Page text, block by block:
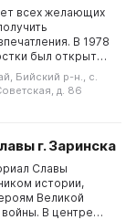
всех желающих
В 1978
был открыт
в доме, который
Бийский р-н., с.
д. 86
г. Заринска
Славы
истории,
Великой
В центре